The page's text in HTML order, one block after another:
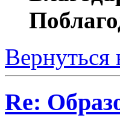
Вернуться
Re: